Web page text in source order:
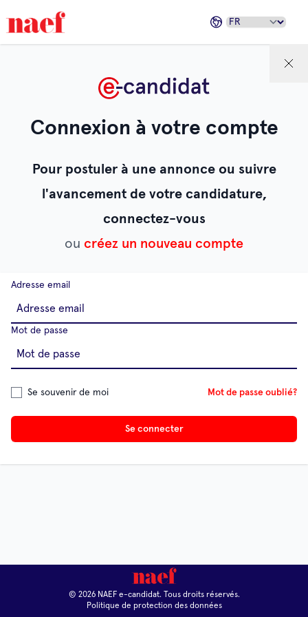
Connexion à votre compte
Pour postuler à une annonce ou suivre
l'avancement de votre candidature,
connectez-vous
ou créez un nouveau compte
Adresse email
Mot de passe
Se souvenir de moi Mot de passe oublié?
Se connecter
© 2026 NAEF e-candidat. Tous droits réservés.
Politique de protection des données